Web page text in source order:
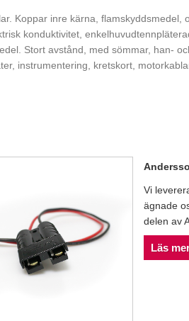
Koppar inre kärna,
konduktivitet,
Stort avstånd, med sömmar, han-
instrumentering, kretskort,
Vi
ägnade
delen av
Läs